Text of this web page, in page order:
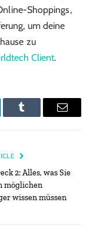
Shoppings,
um deine
zu
Client.
Tumblr Email
2: Alles, was Sie
möglichen
wissen müssen